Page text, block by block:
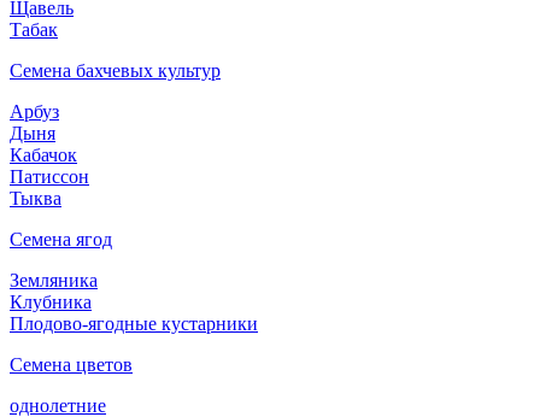
Щавель
Табак
Семена бахчевых культур
Арбуз
Дыня
Кабачок
Патиссон
Тыква
Семена ягод
Земляника
Клубника
Плодово-ягодные кустарники
Семена цветов
однолетние